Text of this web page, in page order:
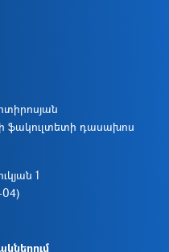
ֆակուլտետի դասախոս
1
04)